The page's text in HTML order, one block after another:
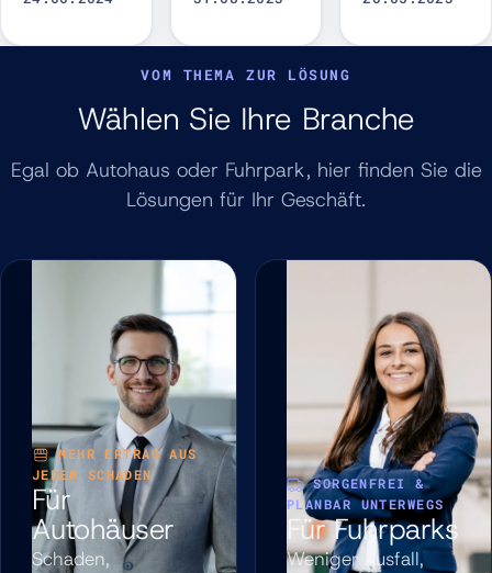
VOM THEMA ZUR LÖSUNG
Wählen Sie Ihre Branche
Egal ob Autohaus oder Fuhrpark, hier finden Sie die
Lösungen für Ihr Geschäft.
MEHR ERTRAG AUS
JEDEM SCHADEN
Für
Autohäuser
Schaden,
SORGENFREI &
PLANBAR UNTERWEGS
Für Fuhrparks
Weniger Ausfall,